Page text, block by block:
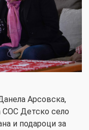
Арсовска,
СОС Детско село
и подароци за